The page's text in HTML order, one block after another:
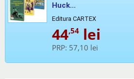
Huck...
Editura CARTEX
44,54 lei
PRP: 57,10 lei